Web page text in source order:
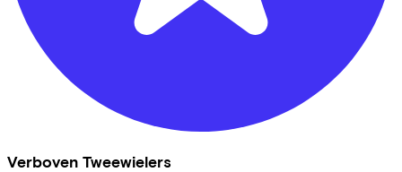
Verboven Tweewielers